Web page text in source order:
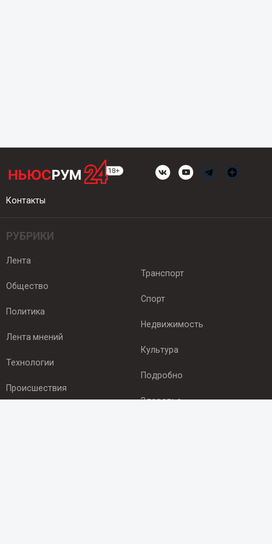
Контакты
РУБРИКИ
Лента
Общество
Политика
Лента мнений
Технологии
Происшествия
Транспорт
Спорт
Недвижимость
Культура
Подробно
Здоровье